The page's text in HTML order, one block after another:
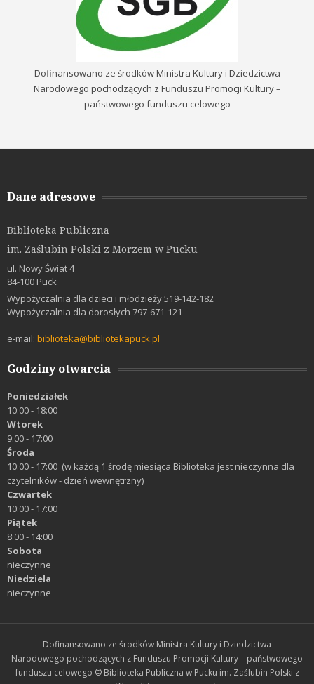
Dofinansowano ze środków Ministra Kultury i Dziedzictwa
Narodowego pochodzących z Funduszu Promocji Kultury –
państwowego funduszu celowego
Dane adresowe
Biblioteka Publiczna
im. Zaślubin Polski z Morzem w Pucku
ul. Nowy Świat 4
84-100 Puck
Wypożyczalnia dla dzieci i młodzieży 519-142-182
Wypożyczalnia dla dorosłych 797-671-121
e-mail: biblioteka@bibliotekapuck.pl
Godziny otwarcia
Poniedziałek
10:00 - 18:00
Wtorek
9:00 - 17:00
Środa
10:00 - 17:00 (w każdą 1 środę miesiąca Biblioteka jest nieczynna dla
czytelników - dzień wewnętrzny)
Czwartek
10:00 - 17:00
Piątek
8:00 - 14:00
Sobota
nieczynne
Niedziela
nieczynne
Dofinansowano ze środków Ministra Kultury i Dziedzictwa
Narodowego pochodzących z Funduszu Promocji Kultury – państwowego
funduszu celowego © Biblioteka Publiczna w Pucku im. Zaślubin Polski z